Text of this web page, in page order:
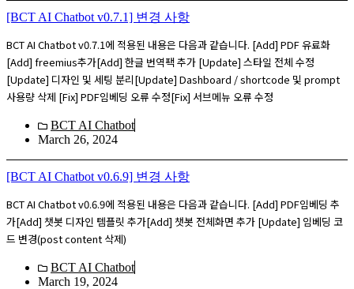
[BCT AI Chatbot v0.7.1] 변경 사항
BCT AI Chatbot v0.7.1에 적용된 내용은 다음과 같습니다. [Add] PDF 유료화
[Add] freemius추가[Add] 한글 번역팩 추가 [Update] 스타일 전체 수정
[Update] 디자인 및 세팅 분리[Update] Dashboard / shortcode 및 prompt
사용량 삭제 [Fix] PDF임베딩 오류 수정[Fix] 서브메뉴 오류 수정
BCT AI Chatbot
March 26, 2024
[BCT AI Chatbot v0.6.9] 변경 사항
BCT AI Chatbot v0.6.9에 적용된 내용은 다음과 같습니다. [Add] PDF임베딩 추
가[Add] 챗봇 디자인 템플릿 추가[Add] 챗봇 전체화면 추가 [Update] 임베딩 코
드 변경(post content 삭제)
BCT AI Chatbot
March 19, 2024